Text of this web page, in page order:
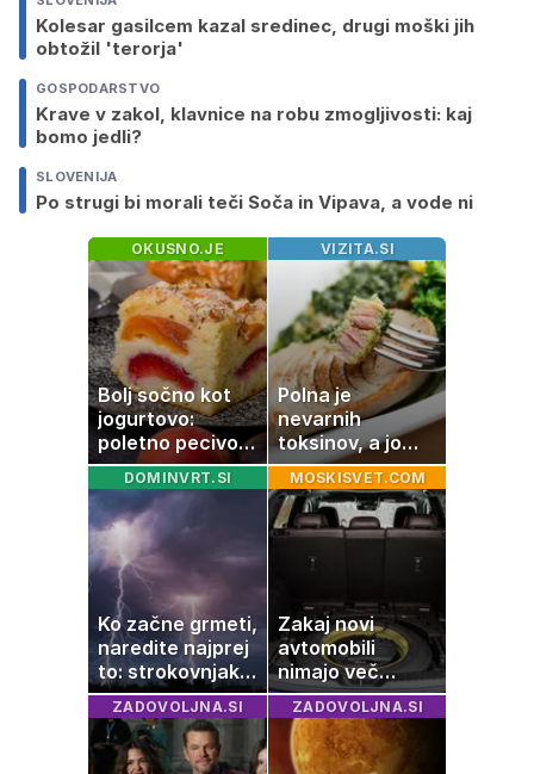
Kolesar gasilcem kazal sredinec, drugi moški jih
obtožil 'terorja'
GOSPODARSTVO
Krave v zakol, klavnice na robu zmogljivosti: kaj
bomo jedli?
SLOVENIJA
Po strugi bi morali teči Soča in Vipava, a vode ni
OKUSNO.JE
Bolj sočno kot
jogurtovo:
poletno pecivo,
ki vedno uspe
VIZITA.SI
Polna je
nevarnih
toksinov, a jo
imamo vsi radi:
to je najbolj
nezdrava riba, ki
jo mnogi redno
uživajo
DOMINVRT.SI
Ko začne grmeti,
naredite najprej
to: strokovnjaki
opozarjajo na
pogosto napako
MOSKISVET.COM
Zakaj novi
avtomobili
nimajo več
rezervne gume?
ZADOVOLJNA.SI ZADOVOLJNA.SI